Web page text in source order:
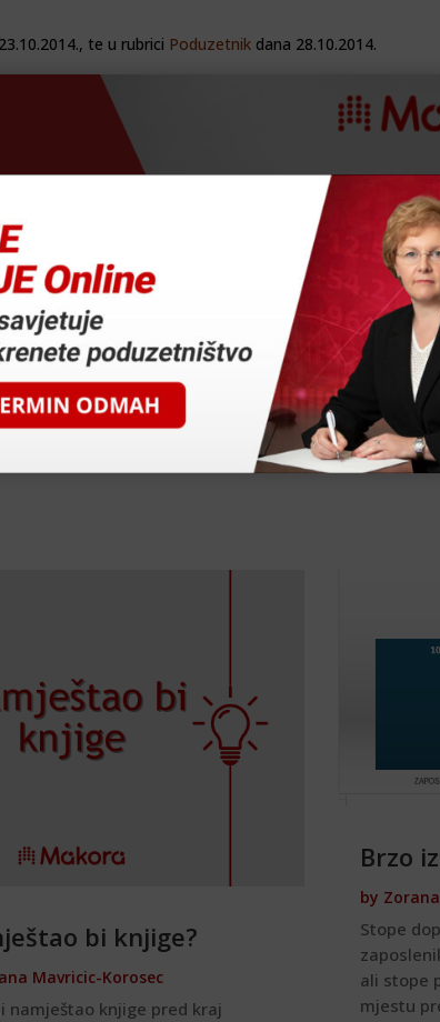
te u rubrici Poduzetnik dana 28.10.2014.
bi knjige?
Mavricic-Korosec
namještao knjige pred kraj
Brzo
by
Stope
ali stope
mjestu